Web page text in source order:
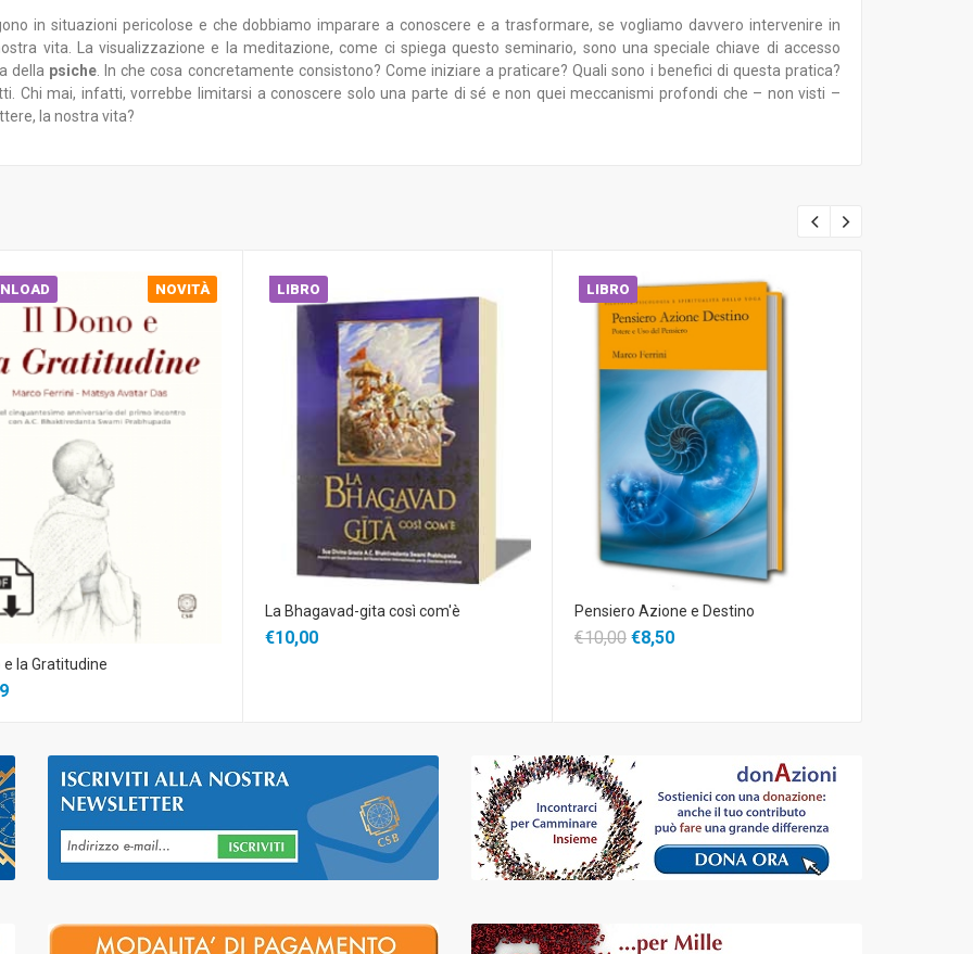
in situazioni pericolose e che dobbiamo imparare a conoscere e a trasformare, se vogliamo davvero intervenire in
vita. La visualizzazione e la meditazione, come ci spiega questo seminario, sono una speciale chiave di accesso
della psiche . In che cosa concretamente consistono? Come iniziare a praticare? Quali sono i benefici di questa pratica?
Chi mai, infatti, vorrebbe limitarsi a conoscere solo una parte di sé e non quei meccanismi profondi che – non visti –
la nostra vita?
NOVITÀ
e la Gratitudine
LIBRO
La Bhagavad-gita così com'è
€10,00
LIBRO
Pensiero Azione e Destino
€10,00 €8,50